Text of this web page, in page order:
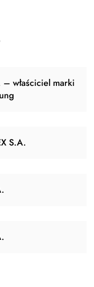
właściciel marki
S.A.